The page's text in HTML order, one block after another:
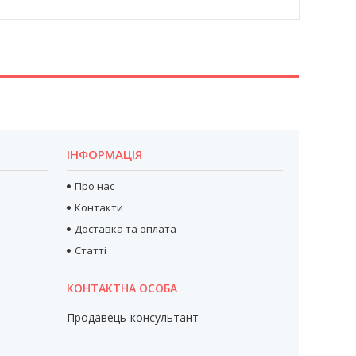
ІНФОРМАЦІЯ
Про нас
Контакти
Доставка та оплата
Статті
Продавець-консультант